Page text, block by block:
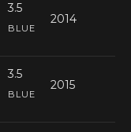
3.5
2014
BLUE
3.5
2015
BLUE